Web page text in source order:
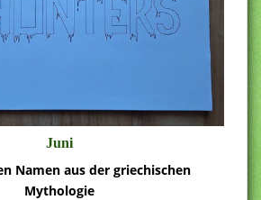
Juni
Namen aus der griechischen
Mythologie